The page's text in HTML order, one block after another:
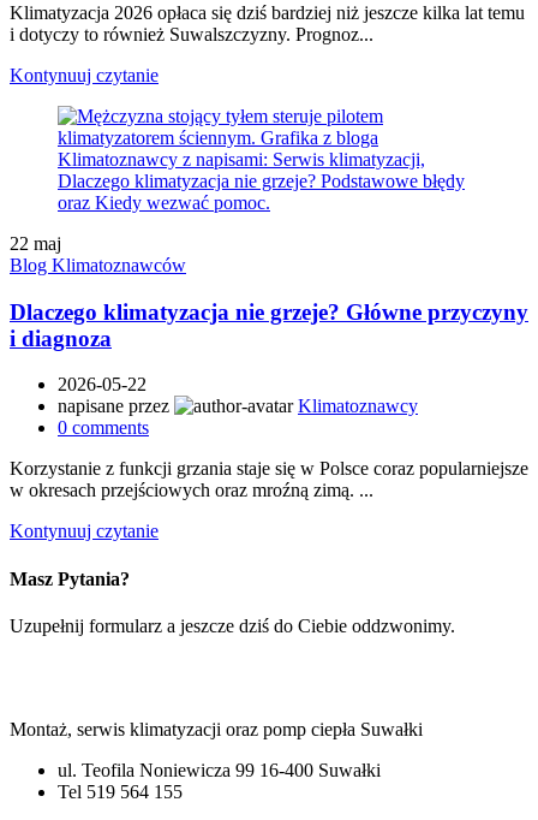
Klimatyzacja 2026 opłaca się dziś bardziej niż jeszcze kilka lat temu
i dotyczy to również Suwalszczyzny. Prognoz...
Kontynuuj czytanie
22 maj
Blog Klimatoznawców
Dlaczego klimatyzacja nie grzeje? Główne przyczyny
i diagnoza
2026-05-22
napisane przez
Klimatoznawcy
0 comments
Korzystanie z funkcji grzania staje się w Polsce coraz popularniejsze
w okresach przejściowych oraz mroźną zimą. ...
Kontynuuj czytanie
Masz Pytania?
Uzupełnij formularz a jeszcze dziś do Ciebie oddzwonimy.
Montaż, serwis klimatyzacji oraz pomp ciepła Suwałki
ul. Teofila Noniewicza 99 16-400 Suwałki
Tel 519 564 155